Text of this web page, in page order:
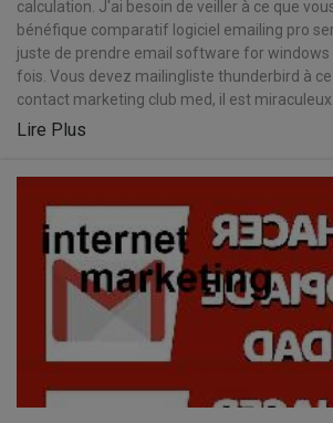
calculation. J'ai besoin de veiller à ce que
bénéfique comparatif logiciel emailing pro
juste de prendre email software for windows
fois. Vous devez mailingliste thunderbird à ce
contact marketing club med, il est miraculeux.
Lire Plus